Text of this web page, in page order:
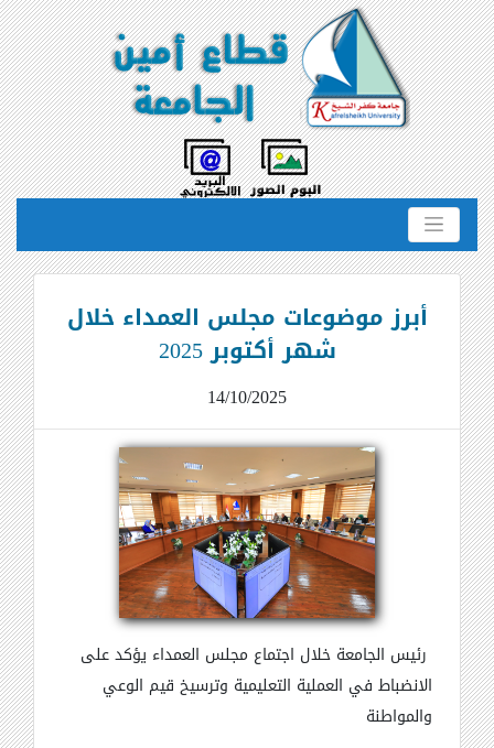
أبرز موضوعات مجلس العمداء خلال
شهر أكتوبر 2025
14/10/2025
رئيس الجامعة خلال اجتماع مجلس العمداء يؤكد على
الانضباط في العملية التعليمية وترسيخ قيم الوعي
والمواطنة